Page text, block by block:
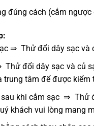
đúng cách (cắm
⇒ Thử đổi dây sạc
đổi dây sạc và củ
tâm để được
khi cắm sạc ⇒ Thử
khách vui lòng